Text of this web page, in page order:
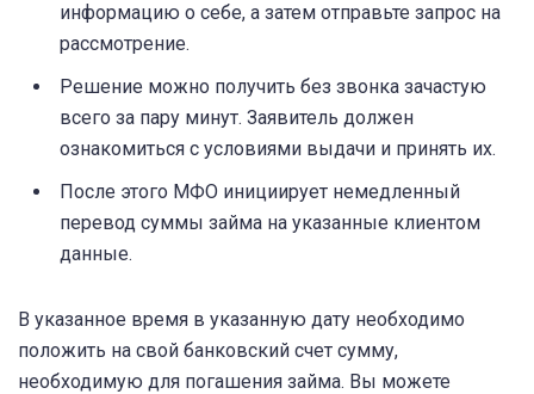
информацию о себе, а затем отправьте запрос на
рассмотрение.
Решение можно получить без звонка зачастую
всего за пару минут. Заявитель должен
ознакомиться с условиями выдачи и принять их.
После этого МФО инициирует немедленный
перевод суммы займа на указанные клиентом
данные.
В указанное время в указанную дату необходимо
положить на свой банковский счет сумму,
необходимую для погашения займа. Вы можете